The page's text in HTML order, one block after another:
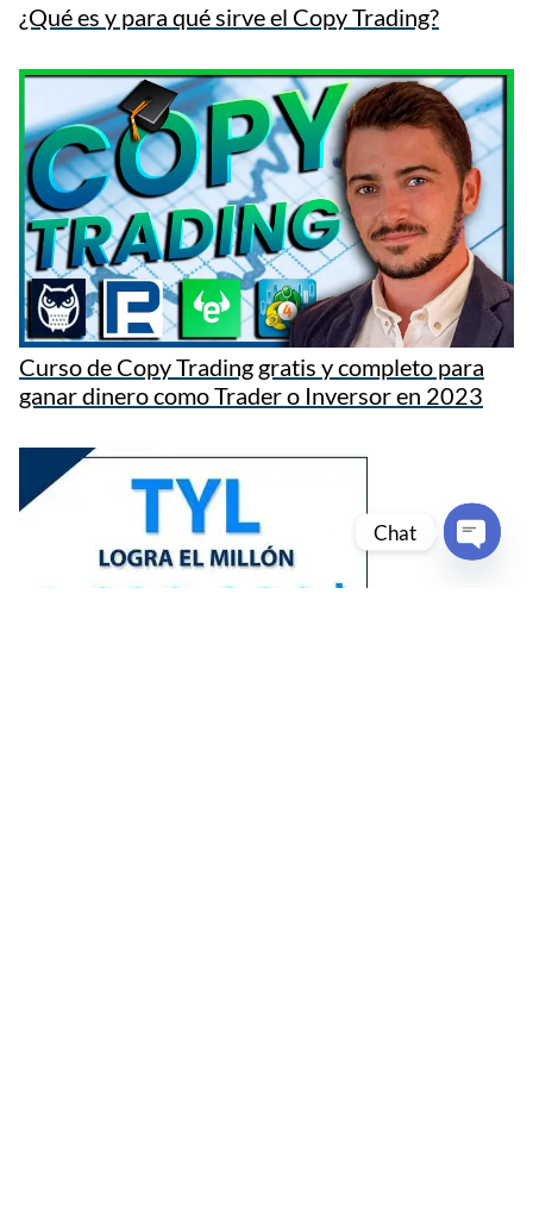
¿Qué es y para qué sirve el Copy Trading?
Curso de Copy Trading gratis y completo para
ganar dinero como Trader o Inversor en 2023
Chat